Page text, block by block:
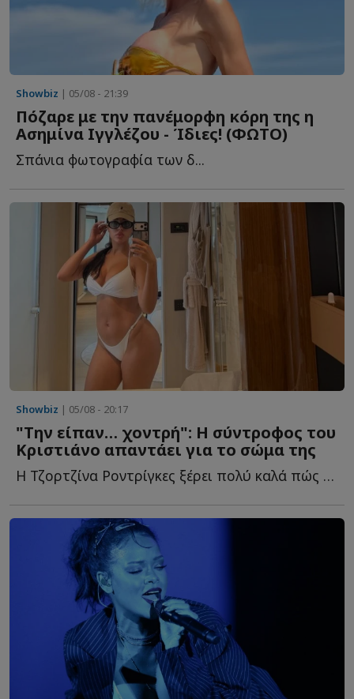
Showbiz | 05/08 - 21:39
Πόζαρε με την πανέμορφη κόρη της η
Ασημίνα Ιγγλέζου - Ίδιες! (ΦΩΤΟ)
Σπάνια φωτογραφία των δ...
Showbiz | 05/08 - 20:17
"Την είπαν… χοντρή": Η σύντροφος του
Κριστιάνο απαντάει για το σώμα της
Η Τζορτζίνα Ροντρίγκες ξέρει πολύ καλά πώς να βρίσκεται σ...